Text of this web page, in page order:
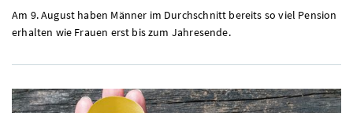
Am 9. August haben Männer im Durchschnitt bereits so viel Pension
erhalten wie Frauen erst bis zum Jahresende.